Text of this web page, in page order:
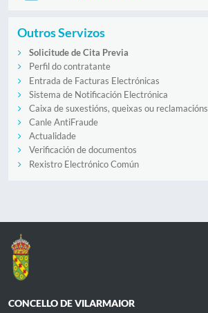
Outros Servizos
Solicitude de Cita Previa
Perfil do contratante
Entrada de Facturas Electrónicas
Sistema de Notificación Electrónica
Caixa de suxestións, queixas ou reclamacións
Canle AntiFraude
Actualidade
Verificación de documentos
Rexistro Electrónico Común
CONCELLO DE VILARMAIOR